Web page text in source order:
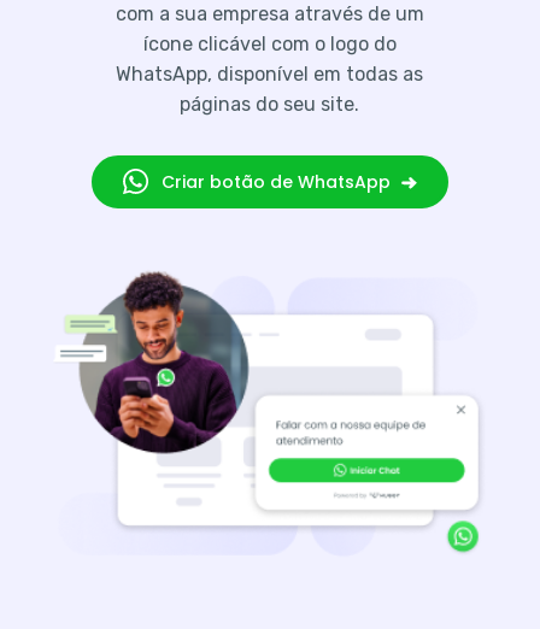
com a sua empresa através de um
ícone clicável com o logo do
WhatsApp, disponível em todas as
páginas do seu site.
Criar botão de WhatsApp